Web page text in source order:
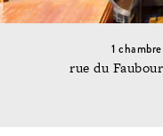
1
rue du